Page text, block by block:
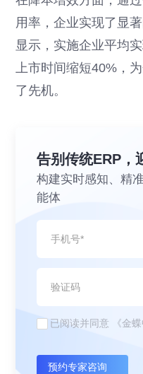
用率，企业实现了显
显示，实施企业平均
上市时间缩短40%，
了先机。
告别传统ERP，
构建实时感知、精
能体
已阅读并同意 《金
预约专家咨询